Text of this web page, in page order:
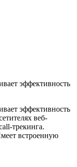
эффективность
эффективность
веб-
трекинга.
встроенную